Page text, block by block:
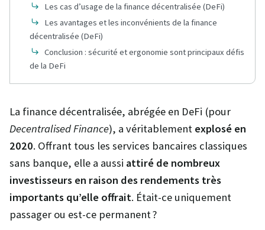
Les cas d’usage de la finance décentralisée (DeFi)
Les avantages et les inconvénients de la finance
décentralisée (DeFi)
Conclusion : sécurité et ergonomie sont principaux défis
de la DeFi
La finance décentralisée, abrégée en DeFi (pour
Decentralised Finance), a véritablement explosé en
2020. Offrant tous les services bancaires classiques
sans banque, elle a aussi attiré de nombreux
investisseurs en raison des rendements très
importants qu’elle offrait. Était-ce uniquement
passager ou est-ce permanent ?